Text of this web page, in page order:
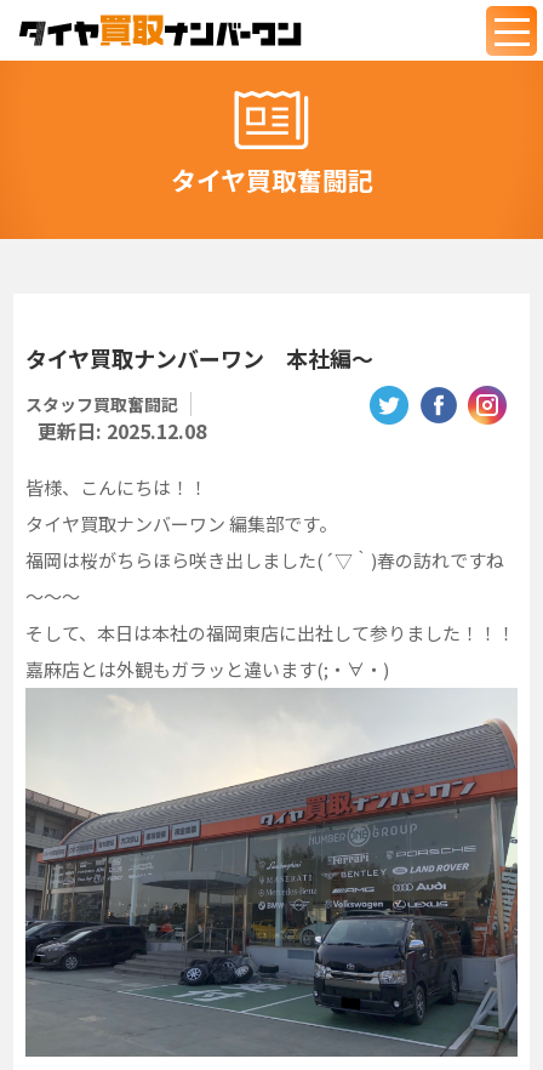
タイヤ買取奮闘記
タイヤ買取ナンバーワン 本社編～
スタッフ買取奮闘記
更新日: 2025.12.08
皆様、こんにちは！！
タイヤ買取ナンバーワン 編集部です。
福岡は桜がちらほら咲き出しました(´▽｀)春の訪れですね
～～～
そして、本日は本社の福岡東店に出社して参りました！！！
嘉麻店とは外観もガラッと違います(;・∀・)